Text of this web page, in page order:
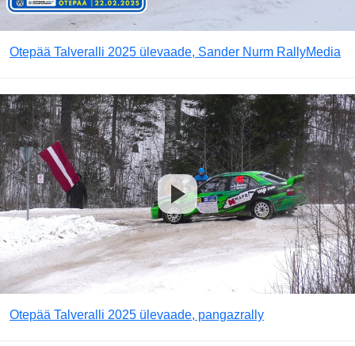
Otepää Talveralli 2025 ülevaade, Sander Nurm RallyMedia
Otepää Talveralli 2025 ülevaade, pangazrally